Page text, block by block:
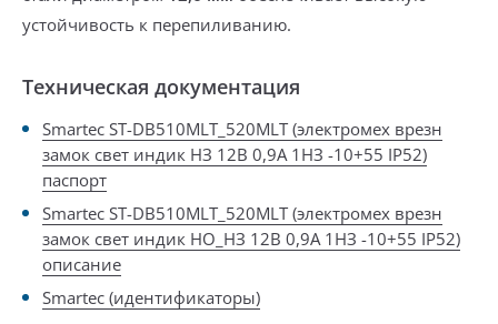
устойчивость к перепиливанию.
Техническая документация
Smartec ST-DB510MLT_520MLT (электромех врезн
замок свет индик НЗ 12В 0,9А 1НЗ -10+55 IP52)
паспорт
Smartec ST-DB510MLT_520MLT (электромех врезн
замок свет индик НО_НЗ 12В 0,9А 1НЗ -10+55 IP52)
описание
Smartec (идентификаторы)